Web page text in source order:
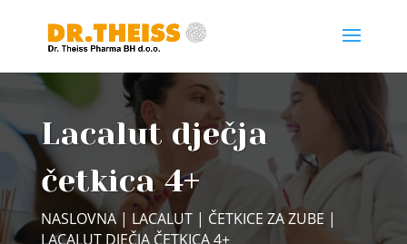
Lacalut dječja
četkica 4+
NASLOVNA| LACALUT| ČETKICE ZA ZUBE |
LACALUT DJEČJA ČETKICA 4+